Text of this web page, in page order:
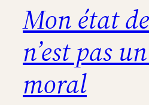
Mon état
n’est pas
moral